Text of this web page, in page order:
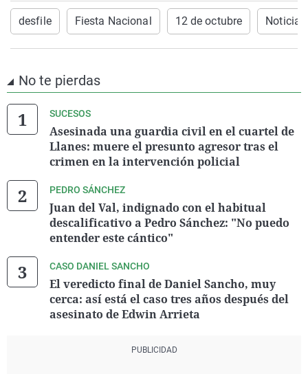
desfile Fiesta Nacional 12 de octubre
No te pierdas
SUCESOS
Asesinada una guardia civil en el cuartel de
Llanes: muere el presunto agresor tras el
crimen en la intervención policial
PEDRO SÁNCHEZ
Juan del Val, indignado con el habitual
descalificativo a Pedro Sánchez: "No puedo
entender este cántico"
CASO DANIEL SANCHO
El veredicto final de Daniel Sancho, muy
cerca: así está el caso tres años después del
asesinato de Edwin Arrieta